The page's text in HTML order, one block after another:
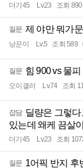
더기45 Lv.23 조회 890
질문 제 야만 뭐가
낭꾼이 Lv.5 조회 589
질문 힘 900 vs 물
오이갤러 Lv.74 조회
잡담 딜량은 그렇
있는데 왜케 끔살
더기45 Lv.23 조회
질문 1어픽 반지 후